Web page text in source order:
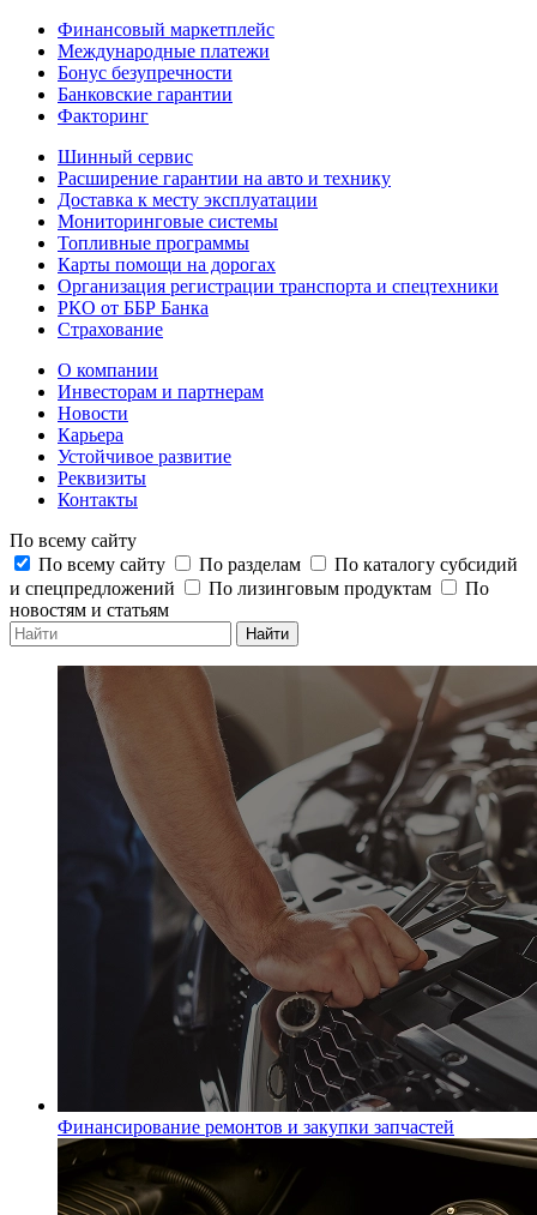
Финансовый маркетплейс
Международные платежи
Бонус безупречности
Банковские гарантии
Факторинг
Шинный сервис
Расширение гарантии на авто и технику
Доставка к месту эксплуатации
Мониторинговые системы
Топливные программы
Карты помощи на дорогах
Организация регистрации транспорта и спецтехники
РКО от ББР Банка
Страхование
О компании
Инвесторам и партнерам
Новости
Карьера
Устойчивое развитие
Реквизиты
Контакты
По всему сайту
По всему сайту
По разделам
По каталогу субсидий
и спецпредложений
По лизинговым продуктам
По
новостям и статьям
Найти
Финансирование ремонтов и закупки запчастей